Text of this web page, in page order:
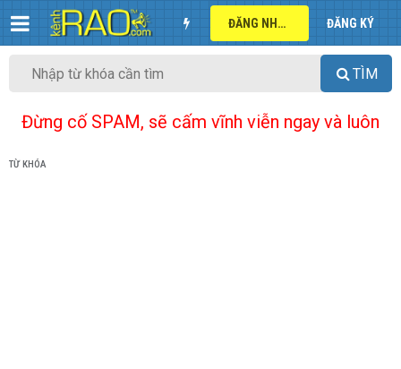
ĐĂNG NHẬP ĐĂNG KÝ
TÌM
Đừng cố SPAM, sẽ cấm vĩnh viễn ngay và luôn
TỪ KHÓA